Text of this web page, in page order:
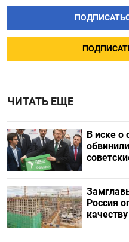
ЧИТАТЬ ЕЩЕ
В иске о
Россия